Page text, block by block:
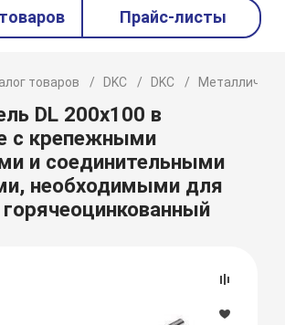
Прайс-листы
товаров DKC DKC
DL 200х100 в
с крепежными
и соединительными
необходимыми для